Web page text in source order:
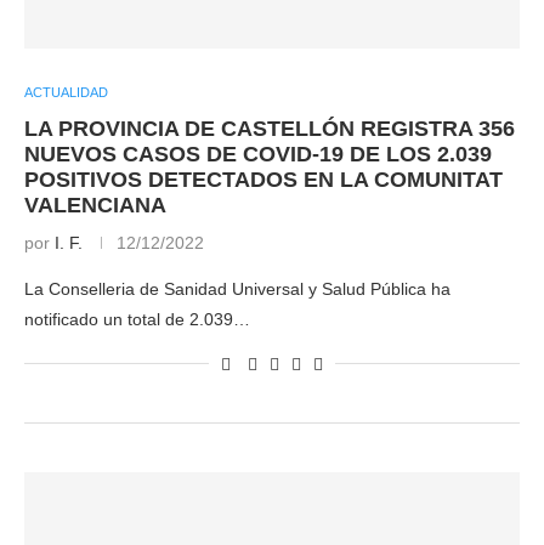
ACTUALIDAD
LA PROVINCIA DE CASTELLÓN REGISTRA 356
NUEVOS CASOS DE COVID-19 DE LOS 2.039
POSITIVOS DETECTADOS EN LA COMUNITAT
VALENCIANA
por I. F. 12/12/2022
La Conselleria de Sanidad Universal y Salud Pública ha
notificado un total de 2.039…